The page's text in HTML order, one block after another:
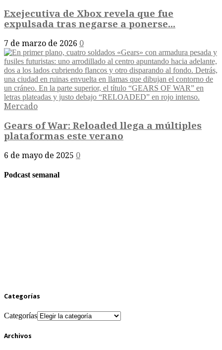
Exejecutiva de Xbox revela que fue
expulsada tras negarse a ponerse...
7 de marzo de 2026 0
Mercado
Gears of War: Reloaded llega a múltiples
plataformas este verano
6 de mayo de 2025 0
Podcast semanal
Categorías
Categorías
Archivos